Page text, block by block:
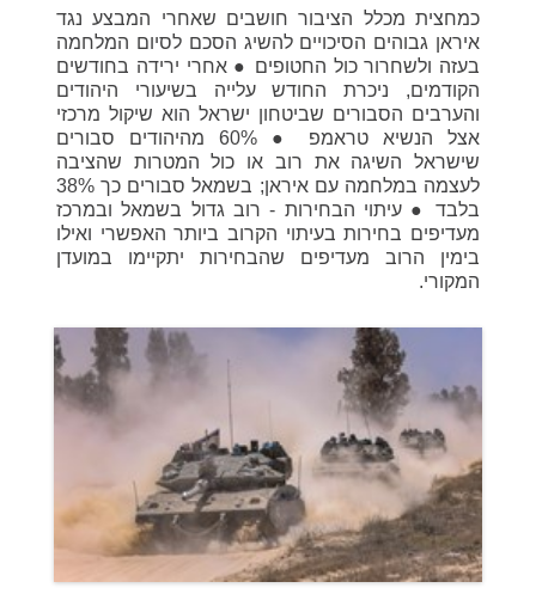
כמחצית מכלל הציבור חושבים שאחרי המבצע נגד
איראן גבוהים הסיכויים להשיג הסכם לסיום המלחמה
בעזה ולשחרור כול החטופים ● אחרי ירידה בחודשים
הקודמים, ניכרת החודש עלייה בשיעורי היהודים
והערבים הסבורים שביטחון ישראל הוא שיקול מרכזי
אצל הנשיא טראמפ ● 60% מהיהודים סבורים
שישראל השיגה את רוב או כול המטרות שהציבה
לעצמה במלחמה עם איראן; בשמאל סבורים כך 38%
בלבד ● עיתוי הבחירות - רוב גדול בשמאל ובמרכז
מעדיפים בחירות בעיתוי הקרוב ביותר האפשרי ואילו
בימין הרוב מעדיפים שהבחירות יתקיימו במועדן
המקורי.